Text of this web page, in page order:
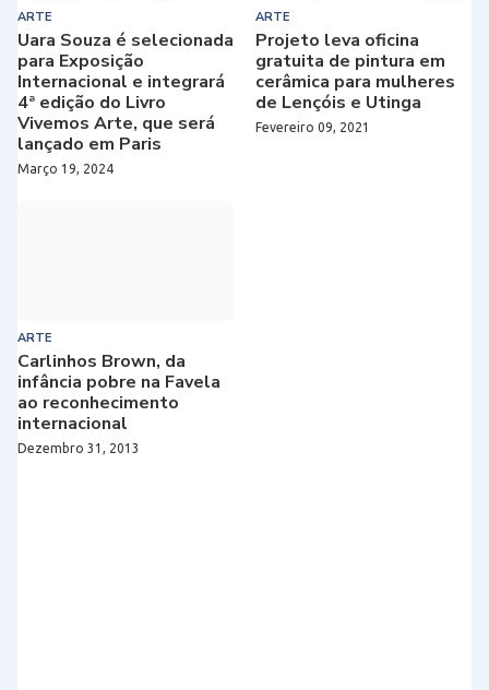
ARTE
Uara Souza é selecionada
para Exposição
Internacional e integrará
4ª edição do Livro
Vivemos Arte, que será
lançado em Paris
Março 19, 2024
ARTE
Projeto leva oficina
gratuita de pintura em
cerâmica para mulheres
de Lençóis e Utinga
Fevereiro 09, 2021
ARTE
Carlinhos Brown, da
infância pobre na Favela
ao reconhecimento
internacional
Dezembro 31, 2013